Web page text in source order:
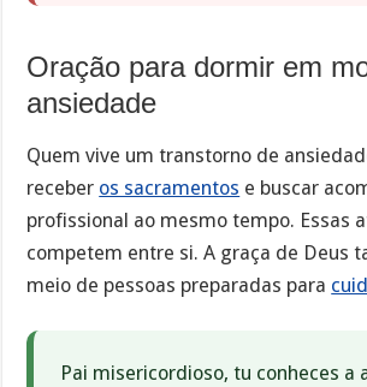
Oração para dormir em
ansiedade
Quem vive um transtorno de
receber os sacramentos e buscar
profissional ao mesmo tempo. Essas
competem entre si. A graça de Deus
meio de pessoas preparadas para
Pai misericordioso, tu conheces a